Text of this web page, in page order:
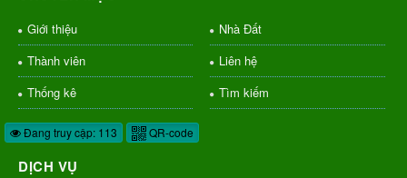
Giới thiệu
Nhà Đất
Thành viên
Liên hệ
Thống kê
Tìm kiếm
Đang truy cập: 113 QR-code
DỊCH VỤ